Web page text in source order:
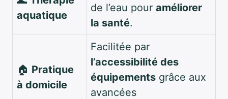
aquatique
de l’eau pour améliorer
la santé.
🏠 Pratique
à domicile
Facilitée par
l’accessibilité des
équipements grâce aux
avancées